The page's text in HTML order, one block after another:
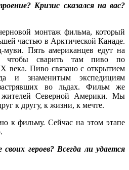
Кризис сказался на вас?
монтаж фильма, который
частью в Арктической Канаде.
муви. Пять американцев едут на
чтобы сварить там пиво по
века. Пиво связано с открытием
и знаменитым экспедициям
во льдах. Фильм же
жителей Северной Америки. Мы
к другу, к жизни, к мечте.
к фильму. Сейчас на этом этапе
героев? Всегда ли удается